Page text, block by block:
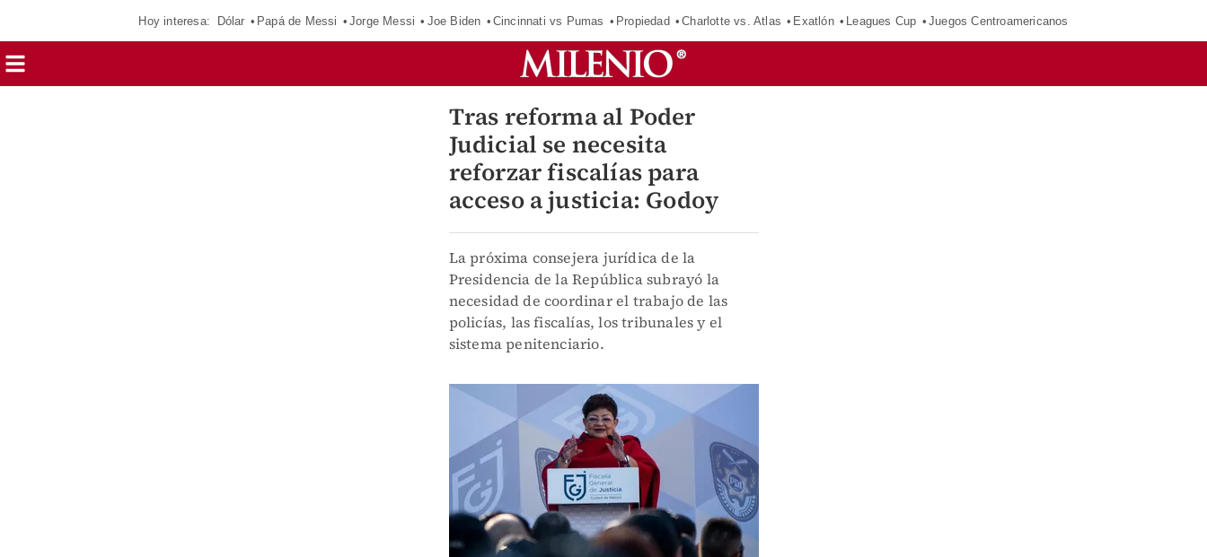
Hoy interesa: Dólar Papá de Messi Jorge Messi Joe Biden Cincinnati vs Pumas Propiedad Charlotte vs. Atlas Exatlón Leagues Cup Juegos Centroamericanos
Tras reforma al Poder
Judicial se necesita
reforzar fiscalías para
acceso a justicia: Godoy
La próxima consejera jurídica de la
Presidencia de la República subrayó la
necesidad de coordinar el trabajo de las
policías, las fiscalías, los tribunales y el
sistema penitenciario.